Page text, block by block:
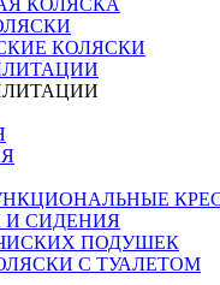
КОЛЯСКА
КОЛЯСКИ
И СИДЕНИЯ
ПОДУШЕК
С ТУАЛЕТОМ